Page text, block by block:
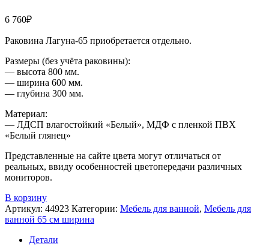
6 760₽
Раковина Лагуна-65 приобретается отдельно.
Размеры (без учёта раковины):
— высота 800 мм.
— ширина 600 мм.
— глубина 300 мм.
Материал:
— ЛДСП влагостойкий «Белый», МДФ с пленкой ПВХ
«Белый глянец»
Представленные на сайте цвета могут отличаться от
реальных, ввиду особенностей цветопередачи различных
мониторов.
В корзину
Артикул: 44923 Категории: Мебель для ванной, Мебель для
ванной 65 см ширина
Детали